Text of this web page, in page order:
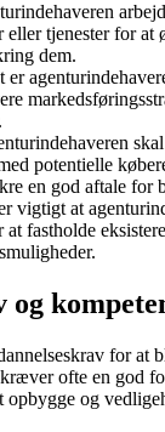
tjenester for at
dem.
er
potentielle
en god aftale for
vigtigt at
fastholde
og
for at
ofte en god
opbygge og